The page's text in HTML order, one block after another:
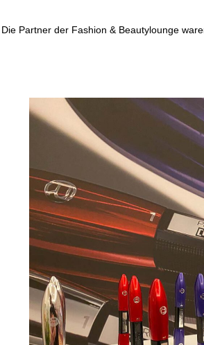
Die Partner der Fashion & Beautylounge